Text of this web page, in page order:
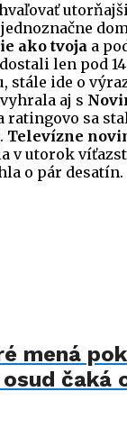
ako tvoja a
len pod
stále ide o
aj s
ratingovo sa
Televízne
v utorok
o pár desatín.
mená
čaká